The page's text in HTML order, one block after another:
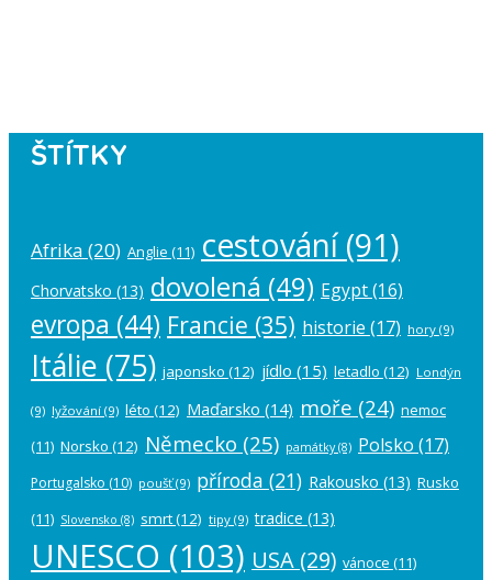
ŠTÍTKY
Afrika (20) Anglie (11) cestování(91)
Chorvatsko (13) dovolená (49) Egypt(16)
evropa (44) Francie (35) historie (17) hory (9)
Itálie (75) japonsko (12) jídlo (15) letadlo (12) Londýn
(9) lyžování (9) léto (12) Maďarsko (14) moře (24) nemoc
(11) Norsko (12) Německo (25) památky(8) Polsko (17)
Portugalsko (10) poušť(9) příroda (21) Rakousko (13) Rusko
(11) Slovensko (8) smrt(12) tipy (9) tradice (13)
UNESCO (103) USA (29) vánoce (11)